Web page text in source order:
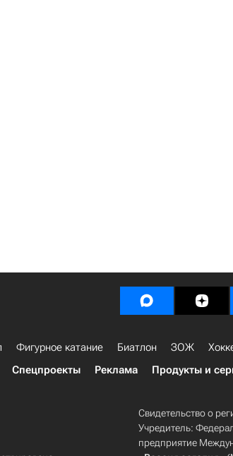
Фигурное катание Биатлон ЗОЖ
Спецпроекты
Реклама Продукты и
Свидетельство о
Учредитель:
предприятие